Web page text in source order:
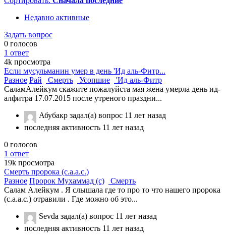
Недавно активные
Задать вопрос
0 голосов
1 ответ
4k просмотра
Если мусульманин умер в день 'Ид аль-Фитр...
Разное Рай Смерть Усопшие
'Ид аль-Фитр
СаламАлейкум скажите пожалуйста мая жена умерла день ид-
алфитра 17.07.2015 после утреного праздни...
Абубакр задал(а) вопрос 11 лет назад
последняя активность 11 лет назад
0 голосов
1 ответ
19k просмотра
Смерть пророка (с.а.а.с.)
Разное Пророк Мухаммад (с)
Смерть
Салам Алейкум . Я слышала где то про то что нашего пророка
(с.а.а.с.) отравили . Где можно об это...
Sevda задал(а) вопрос 11 лет назад
последняя активность 11 лет назад